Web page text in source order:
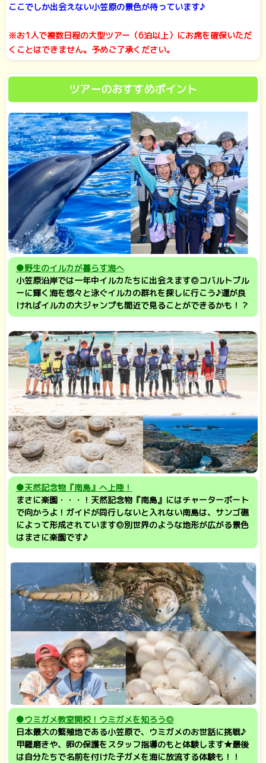
ここでしか出会えない小笠原の景色が待っています♪
※お1人で複数日程の大型ツアー（6泊以上）にお席を確保いただ
くことはできません。予めご了承ください。
ツアーのおすすめポイント
●野生のイルカが暮らす海へ
小笠原沿岸では一年中イルカたちに出会えます◎コバルトブル
ーに輝く海を悠々と泳ぐイルカの群れを探しに行こう♪運が良
ければイルカの大ジャンプも間近で見ることができるかも！？
●天然記念物『南島』へ上陸！
まさに楽園・・・！天然記念物『南島』にはチャーターボート
で向かうよ！ガイドが同行しないと入れない南島は、サンゴ礁
によって形成されています◎別世界のような地形が広がる景色
はまさに楽園です♪
●ウミガメ教室開校！ウミガメを知ろう◎
日本最大の繁殖地である小笠原で、ウミガメのお世話に挑戦♪
甲羅磨きや、卵の保護をスタッフ指導のもと体験します★最後
は自分たちで名前を付けた子ガメを海に放流する体験も！！